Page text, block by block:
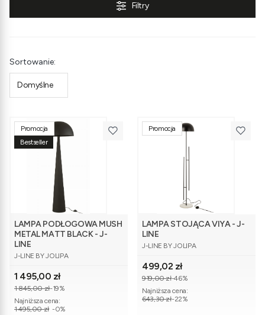
Filtry
Lista produktów
Sortowanie:
Domyślne
Promocja
Bestseller
LAMPA PODŁOGOWA MUSH
METAL MATT BLACK - J-
LINE
PRODUCENT
J-LINE BY JOLIPA
Cena promocyjna
1 495,00 zł
1 845,00 zł-19%
Najniższa cena:
1 495,00 zł -0%
Promocja
LAMPA STOJĄCA VIYA - J-
LINE
PRODUCENT
J-LINE BY JOLIPA
Cena promocyjna
499,02 zł
919,00 zł-46%
Najniższa cena:
643,30 zł-22%